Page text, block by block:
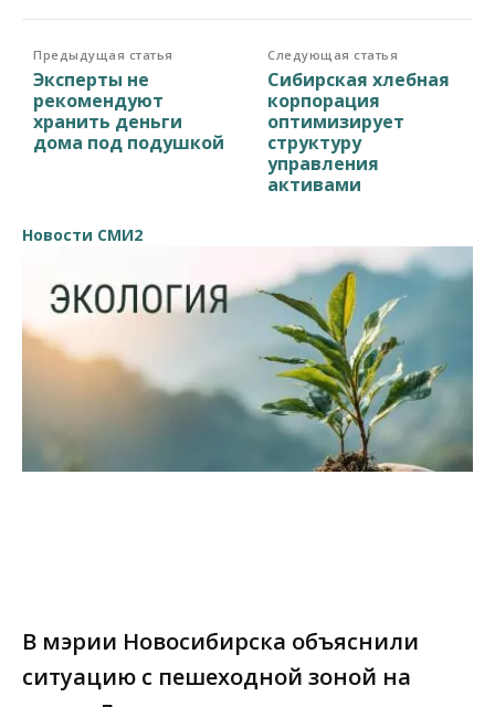
Предыдущая статья
Эксперты не
рекомендуют
хранить деньги
дома под подушкой
Следующая статья
Сибирская хлебная
корпорация
оптимизирует
структуру
управления
активами
Новости СМИ2
В мэрии Новосибирска объяснили
ситуацию с пешеходной зоной на